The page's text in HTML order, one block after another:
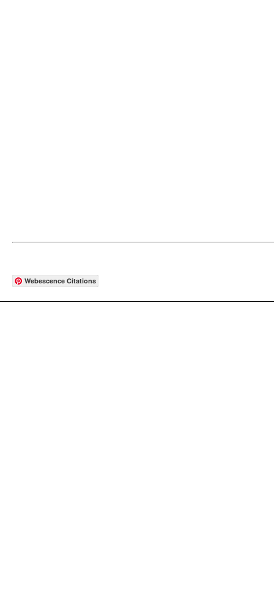
Webescence Citations